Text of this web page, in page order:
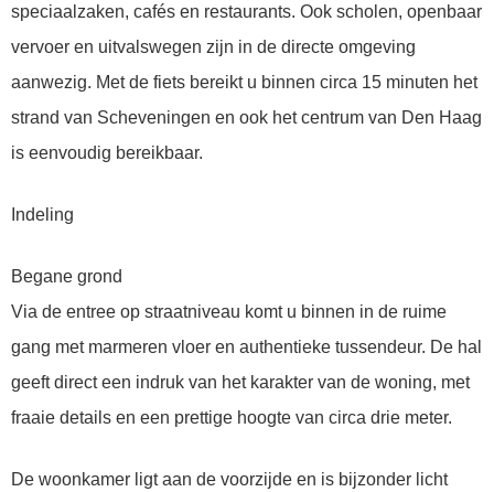
speciaalzaken, cafés en restaurants. Ook scholen, openbaar
vervoer en uitvalswegen zijn in de directe omgeving
aanwezig. Met de fiets bereikt u binnen circa 15 minuten het
strand van Scheveningen en ook het centrum van Den Haag
is eenvoudig bereikbaar.
Indeling
Begane grond
Via de entree op straatniveau komt u binnen in de ruime
gang met marmeren vloer en authentieke tussendeur. De hal
geeft direct een indruk van het karakter van de woning, met
fraaie details en een prettige hoogte van circa drie meter.
De woonkamer ligt aan de voorzijde en is bijzonder licht